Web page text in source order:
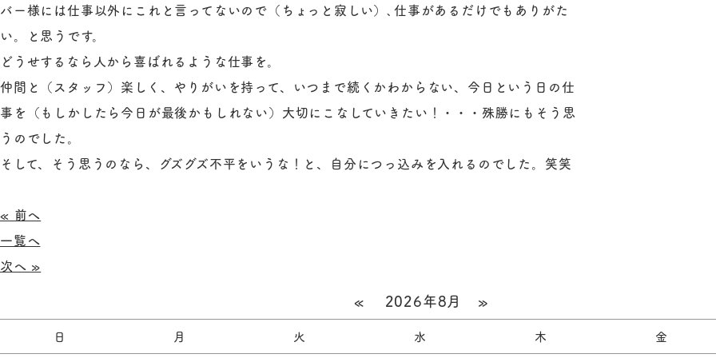
バー様には仕事以外にこれと言ってないので（ちょっと寂しい）､仕事があるだけでもありがた
い。と思うです。
どうせするなら人から喜ばれるような仕事を。
仲間と（スタッフ）楽しく、やりがいを持って、いつまで続くかわからない、今日という日の仕
事を（もしかしたら今日が最後かもしれない）大切にこなしていきたい！・・・殊勝にもそう思
うのでした。
そして、そう思うのなら、グズグズ不平をいうな！と、自分につっ込みを入れるのでした。笑笑
« 前へ
一覧へ
次へ »
« 2026年8月 »
日 月 火 水 木 金